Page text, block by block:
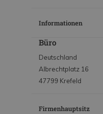
Informationen
Büro
Deutschland
Albrechtplatz 16
47799 Krefeld
Firmenhauptsitz